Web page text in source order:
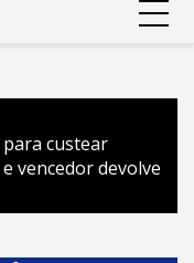
custear
vencedor devolve